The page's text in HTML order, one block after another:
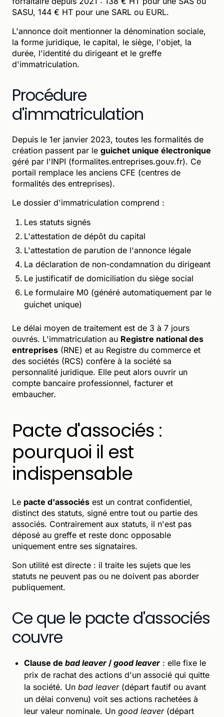
SASU, 144 € HT pour une SARL ou EURL.
L'annonce doit mentionner la dénomination sociale,
la forme juridique, le capital, le siège, l'objet, la
durée, l'identité du dirigeant et le greffe
d'immatriculation.
Procédure
d'immatriculation
Depuis le 1er janvier 2023, toutes les formalités de
création passent par le guichet unique électronique
géré par l'INPI (formalites.entreprises.gouv.fr). Ce
portail remplace les anciens CFE (centres de
formalités des entreprises).
Le dossier d'immatriculation comprend :
Les statuts signés
L'attestation de dépôt du capital
L'attestation de parution de l'annonce légale
La déclaration de non-condamnation du dirigeant
Le justificatif de domiciliation du siège social
Le formulaire M0 (généré automatiquement par le
guichet unique)
Le délai moyen de traitement est de 3 à 7 jours
ouvrés. L'immatriculation au Registre national des
entreprises (RNE) et au Registre du commerce et
des sociétés (RCS) confère à la société sa
personnalité juridique. Elle peut alors ouvrir un
compte bancaire professionnel, facturer et
embaucher.
Pacte d'associés :
pourquoi il est
indispensable
Le pacte d'associés est un contrat confidentiel,
distinct des statuts, signé entre tout ou partie des
associés. Contrairement aux statuts, il n'est pas
déposé au greffe et reste donc opposable
uniquement entre ses signataires.
Son utilité est directe : il traite les sujets que les
statuts ne peuvent pas ou ne doivent pas aborder
publiquement.
Ce que le pacte d'associés
couvre
Clause de bad leaver / good leaver : elle fixe le
prix de rachat des actions d'un associé qui quitte
la société. Un bad leaver(départ fautif ou avant
un délai convenu) voit ses actions rachetées à
leur valeur nominale. Un good leaver(départ